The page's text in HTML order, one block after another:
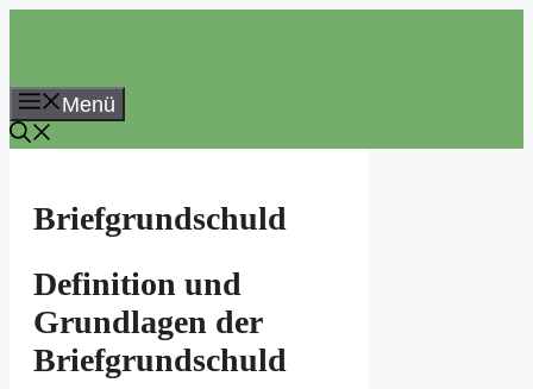
Menü
Briefgrundschuld
Definition und
Grundlagen der
Briefgrundschuld